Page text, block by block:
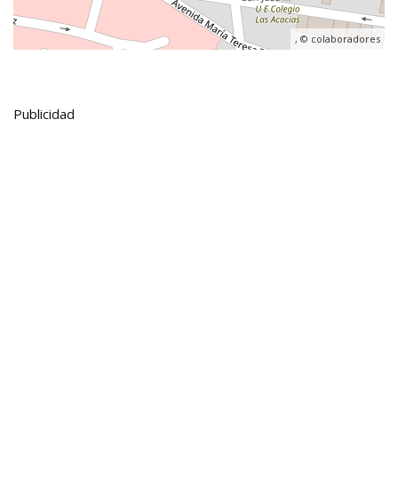
, © colaboradores
Publicidad